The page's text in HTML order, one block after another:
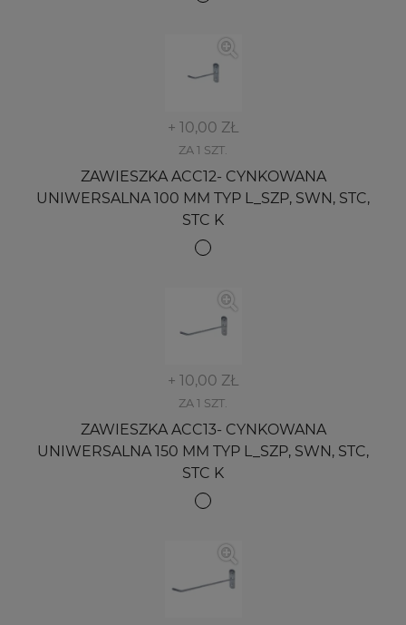
+ 10,00 ZŁ
ZA 1 SZT.
ZAWIESZKA ACC12- CYNKOWANA
UNIWERSALNA 100 MM TYP L_SZP, SWN, STC,
STC K
+ 10,00 ZŁ
ZA 1 SZT.
ZAWIESZKA ACC13- CYNKOWANA
UNIWERSALNA 150 MM TYP L_SZP, SWN, STC,
STC K